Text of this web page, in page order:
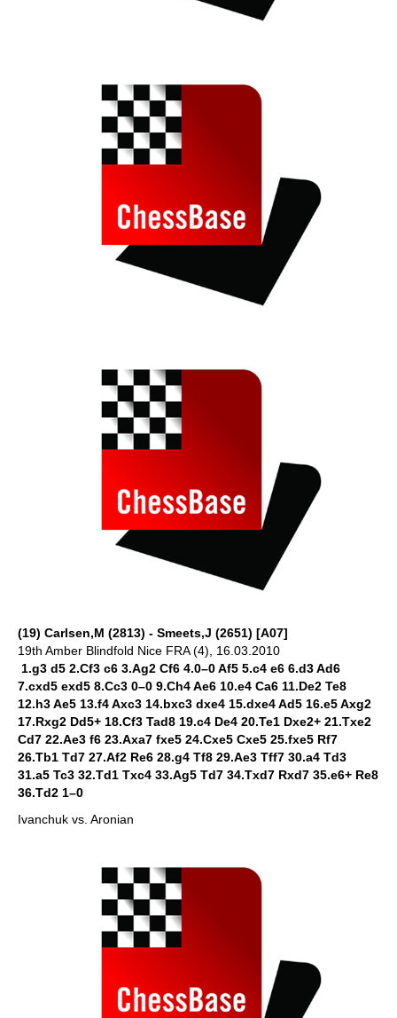
(19) Carlsen,M (2813) - Smeets,J (2651) [A07]
19th Amber Blindfold Nice FRA (4), 16.03.2010
1.g3 d5 2.Cf3 c6 3.Ag2 Cf6 4.0–0 Af5 5.c4 e6 6.d3 Ad6
7.cxd5 exd5 8.Cc3 0–0 9.Ch4 Ae6 10.e4 Ca6 11.De2 Te8
12.h3 Ae5 13.f4 Axc3 14.bxc3 dxe4 15.dxe4 Ad5 16.e5 Axg2
17.Rxg2 Dd5+ 18.Cf3 Tad8 19.c4 De4 20.Te1 Dxe2+ 21.Txe2
Cd7 22.Ae3 f6 23.Axa7 fxe5 24.Cxe5 Cxe5 25.fxe5 Rf7
26.Tb1 Td7 27.Af2 Re6 28.g4 Tf8 29.Ae3 Tff7 30.a4 Td3
31.a5 Tc3 32.Td1 Txc4 33.Ag5 Td7 34.Txd7 Rxd7 35.e6+ Re8
36.Td2 1–0
Ivanchuk vs. Aronian